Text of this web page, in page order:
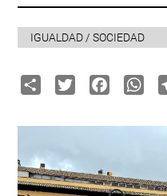
IGUALDAD / SOCIEDAD
ShareTwitter